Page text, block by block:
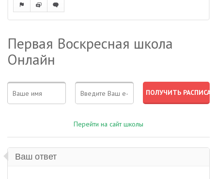
Первая Воскресная школа
Онлайн
Перейти на сайт школы
Ваш ответ